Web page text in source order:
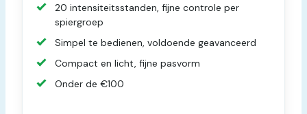
20 intensiteitsstanden, fijne controle per
spiergroep
Simpel te bedienen, voldoende geavanceerd
Compact en licht, fijne pasvorm
Onder de €100